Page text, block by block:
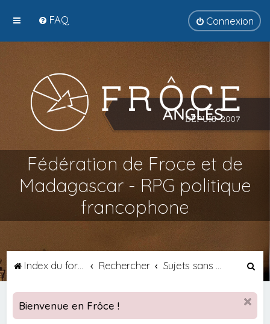
FAQ Connexion
Fédération de Froce et de
Madagascar - RPG politique
francophone
Index du forum Rechercher
c
h
Bienvenue en Frôce !